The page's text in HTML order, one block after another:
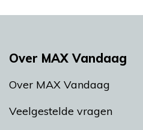
Over MAX Vandaag
Over MAX Vandaag
Veelgestelde vragen